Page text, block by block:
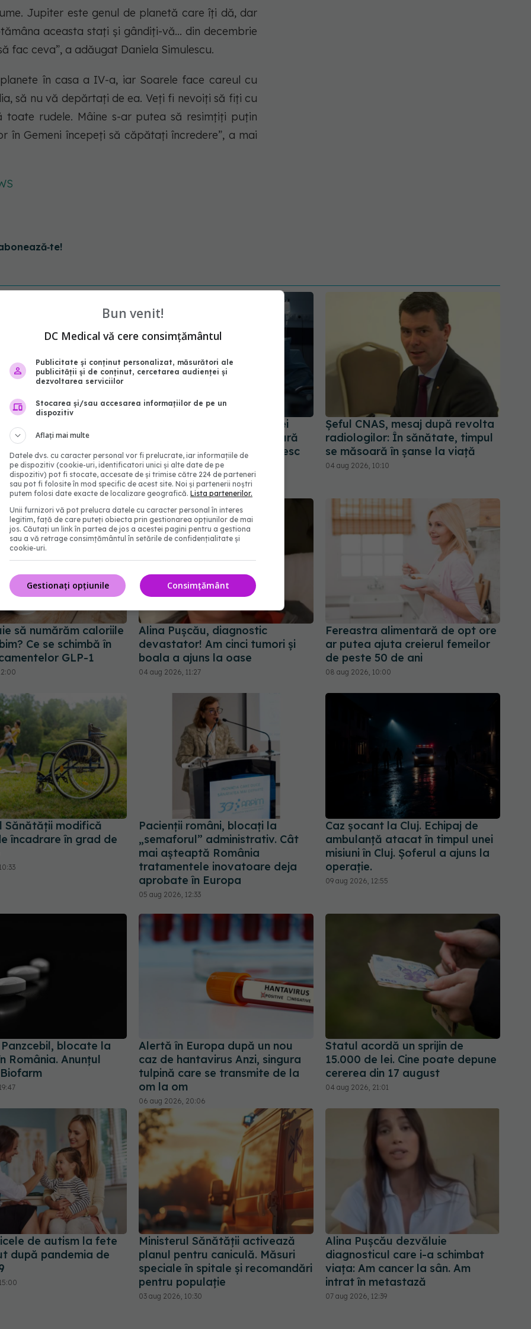
Jupiter este genul de planetă care îți dă, dar
aceasta stați și gândiți-vă... din decembrie
fac ceva”, a adăugat Daniela Simulescu.
în casa a IV-a, iar Soarele face careul cu
să nu vă depărtați de ea. Veți fi nevoiți să fiți cu
rudele. Mâine s-ar putea să resimțiți puțin
în Gemeni începeți să căpătați încredere”, a mai
din Sănătate ar
salarii mai mari.
cer schimbarea legii
PNRR: 174 de milioane de lei
pentru sănătate într-o singură
săptămână. Ce spitale primesc
bani
07 aug 2026, 16:41
Șeful CNAS, mesaj după revolta
radiologilor: În sănătate, timpul
se măsoară în șanse la viață
04 aug 2026, 10:10
să numărăm caloriile
Ce se schimbă în
GLP-1
Alina Pușcău, diagnostic
devastator! Am cinci tumori și
boala a ajuns la oase
04 aug 2026, 11:27
Fereastra alimentară de opt ore
ar putea ajuta creierul femeilor
de peste 50 de ani
08 aug 2026, 10:00
Sănătății modifică
încadrare în grad de
Pacienții români, blocați la
„semaforul” administrativ. Cât
mai așteaptă România
tratamentele inovatoare deja
aprobate în Europa
05 aug 2026, 12:33
Caz șocant la Cluj. Echipaj de
ambulanță atacat în timpul unei
misiuni în Cluj. Șoferul a ajuns la
operație.
09 aug 2026, 12:55
blocate la
România. Anunțul
Alertă în Europa după un nou
caz de hantavirus Anzi, singura
tulpină care se transmite de la
om la om
06 aug 2026, 20:06
Statul acordă un sprijin de
15.000 de lei. Cine poate depune
cererea din 17 august
04 aug 2026, 21:01
de autism la fete
după pandemia de
Ministerul Sănătății activează
planul pentru caniculă. Măsuri
speciale în spitale și recomandări
pentru populație
03 aug 2026, 10:30
Alina Pușcău dezvăluie
diagnosticul care i-a schimbat
viața: Am cancer la sân. Am
intrat în metastază
07 aug 2026, 12:39
Bun venit!
DC Medical vă cere consimțământul
Publicitate și conținut personalizat, măsurători ale
publicității și de conținut, cercetarea audienței și
dezvoltarea serviciilor
Stocarea și/sau accesarea informațiilor de pe un
dispozitiv
Aflați mai multe
Datele dvs. cu caracter personal vor fi prelucrate, iar informațiile de
pe dispozitiv (cookie-uri, identificatori unici și alte date de pe
dispozitiv) pot fi stocate, accesate de și trimise către 224 de parteneri
sau pot fi folosite în mod specific de acest site. Noi și partenerii noștri
putem folosi date exacte de localizare geografică. Lista partenerilor.
Unii furnizori vă pot prelucra datele cu caracter personal în interes
legitim, față de care puteți obiecta prin gestionarea opțiunilor de mai
jos. Căutați un link în partea de jos a acestei pagini pentru a gestiona
sau a vă retrage consimțământul în setările de confidențialitate și
cookie-uri.
Consimțământ
Gestionați opțiunile